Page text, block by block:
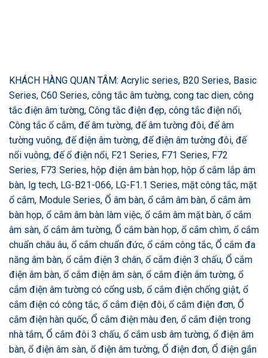
KHÁCH HÀNG QUAN TÂM: Acrylic series, B20 Series, Basic
Series, C60 Series, công tắc âm tường, cong tac dien, công
tắc điện âm tường, Công tắc điện đẹp, công tắc điện nổi,
Công tắc ổ cắm, đế âm tường, đế âm tường đôi, đế âm
tường vuông, đế điện âm tường, đế điện âm tường đôi, đế
nổi vuông, đế ổ điện nổi, F21 Series, F71 Series, F72
Series, F73 Series, hộp điện âm bàn họp, hộp ổ cắm lắp âm
bàn, lg tech, LG-B21-066, LG-F1.1 Series, mặt công tắc, mặt
ổ cắm, Module Series, Ổ âm bàn, ổ cắm âm bàn, ổ cắm âm
bàn họp, ổ cắm âm bàn làm việc, ổ cắm âm mặt bàn, ổ cắm
âm sàn, ổ cắm âm tường, Ổ cắm bàn họp, ổ cắm chìm, ổ cắm
chuẩn châu âu, ổ cắm chuẩn đức, ổ cắm công tắc, Ổ cắm đa
năng âm bàn, ổ cắm điện 3 chân, ổ cắm điện 3 chấu, Ổ cắm
điện âm bàn, ổ cắm điện âm sàn, ổ cắm điện âm tường, ổ
cắm điện âm tường có cổng usb, ổ cắm điện chống giật, ổ
cắm điện có công tắc, ổ cắm điện đôi, ổ cắm điện đơn, Ổ
cắm điện hàn quốc, Ổ cắm điện màu đen, ổ cắm điện trong
nhà tắm, Ổ cắm đôi 3 chấu, ổ cắm usb âm tường, ổ điện âm
bàn, ổ điện âm sàn, ổ điện âm tường, Ổ điện đơn, Ổ điện gắn